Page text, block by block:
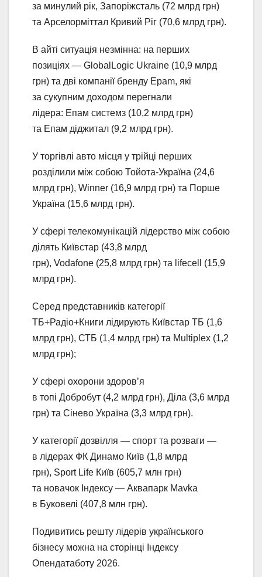
за минулий рік, Запоріжсталь (72 млрд грн)
та Арселорміттал Кривий Ріг (70,6 млрд грн).
В айті ситуація незмінна: на перших
позиціях — GlobalLogic Ukraine (10,9 млрд
грн) та дві компанії бренду Epam, які
за сукупним доходом перегнали
лідера: Епам системз (10,2 млрд грн)
та Епам діджитал (9,2 млрд грн).
У торгівлі авто місця у трійці перших
розділили між собою Тойота-Україна (24,6
млрд грн), Winner (16,9 млрд грн) та Порше
Україна (15,6 млрд грн).
У сфері телекомунікацій лідерство між собою
ділять Київстар (43,8 млрд
грн), Vodafone (25,8 млрд грн) та lifecell (15,9
млрд грн).
Серед представників категорії
ТБ+Радіо+Книги лідирують Київстар ТБ (1,6
млрд грн), СТБ (1,4 млрд грн) та Multiplex (1,2
млрд грн);
У сфері охорони здоров’я
в топі Добробут (4,2 млрд грн), Діла (3,6 млрд
грн) та Сінево Україна (3,3 млрд грн).
У категорії дозвілля — спорт та розваги —
в лідерах ФК Динамо Київ (1,8 млрд
грн), Sport Life Київ (605,7 млн грн)
та новачок Індексу — Аквапарк Mavka
в Буковелі (407,8 млн грн).
Подивитись решту лідерів українського
бізнесу можна на сторінці Індексу
Опендатаботу 2026.